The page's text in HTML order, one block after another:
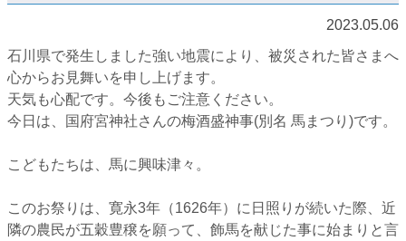
2023.05.06
石川県で発生しました強い地震により、被災された皆さまへ
心からお見舞いを申し上げます。
⁡天気も心配です。今後もご注意ください。
⁡今日は、国府宮神社さんの梅酒盛神事(別名 馬まつり)です。⁡⁡
⁡こどもたちは、馬に興味津々。⁡
⁡このお祭りは、⁡寛永3年（1626年）に日照りが続いた際、近
隣の農民が五穀豊穣を願って、飾馬を献じた事に始まりと言